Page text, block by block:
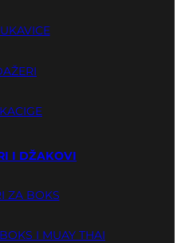
I DŽAKOVI
ZA BOKS
I MUAY THAI